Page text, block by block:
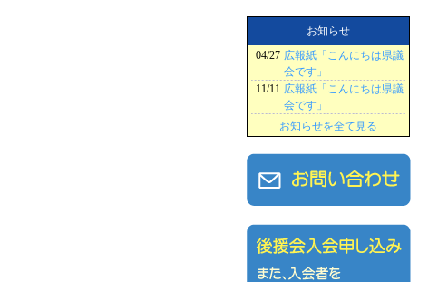
お知らせ
04/27 広報紙「こんにちは県議
会です」
11/11 広報紙「こんにちは県議
会です」
お知らせを全て見る